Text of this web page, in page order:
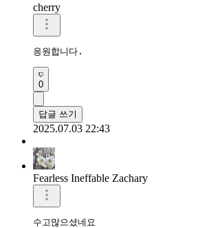
cherry
응원합니다.
0
답글 쓰기
2025.07.03 22:43
Fearless Ineffable Zachary
수고많으셨네요